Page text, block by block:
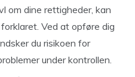
om dine rettigheder, kan
Ved at opføre dig
du risikoen for
under kontrollen.